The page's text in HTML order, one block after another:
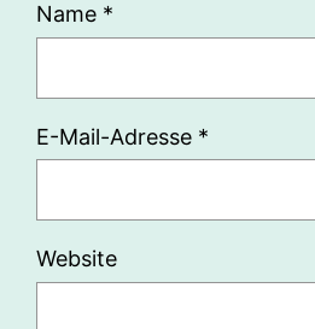
Name *
E-Mail-Adresse *
Website